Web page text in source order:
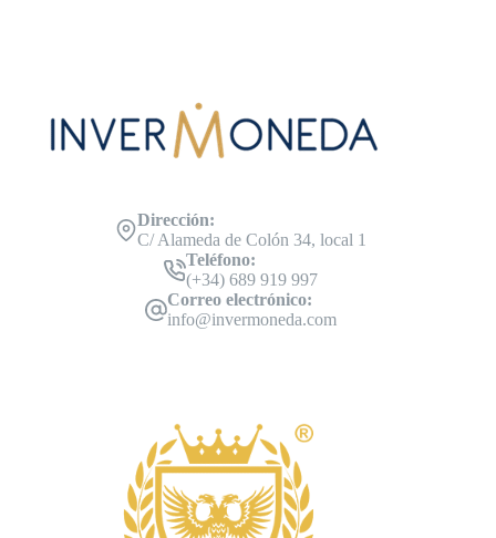
Dirección:
C/ Alameda de Colón 34, local 1
Teléfono:
(+34) 689 919 997
Correo electrónico:
info@invermoneda.com